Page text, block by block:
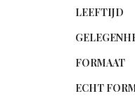
LEEFTIJD
FORMAAT
ECHT